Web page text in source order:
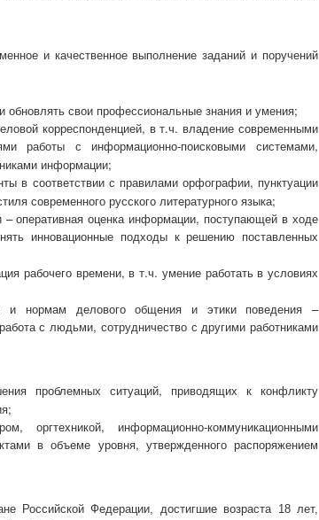
и качественное выполнение заданий и поручений
обновлять свои профессиональные знания и умения;
корреспонденцией, в т.ч. владение современными
работы с информационно-поисковыми системами,
информации;
в соответствии с правилами орфографии, пунктуации
современного русского литературного языка;
– оперативная оценка информации, поступающей в ходе
инновационные подходы к решению поставленных
рабочего времени, в т.ч. умение работать в условиях
и нормам делового общения и этики поведения –
с людьми, сотрудничество с другими работниками
проблемных ситуаций, приводящих к конфликту
оргтехникой, информационно-коммуникационными
в объеме уровня, утвержденного распоряжением
Российской Федерации, достигшие возраста 18 лет,